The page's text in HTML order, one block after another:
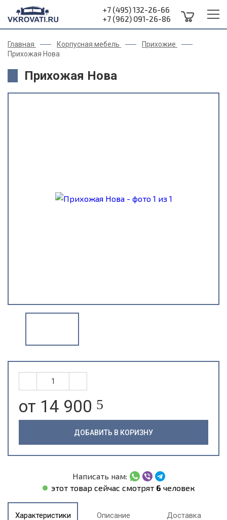
+7 (495) 132-26-66
+7 (962) 091-26-86
Главная Корпусная мебель
Прихожие
Прихожая Нова
Прихожая Нова
от 14 900 5
ДОБАВИТЬ В КОРИЗНУ
Написать нам:
этот товар сейчас смотрят 6 человек
Характеристики Описание Доставка